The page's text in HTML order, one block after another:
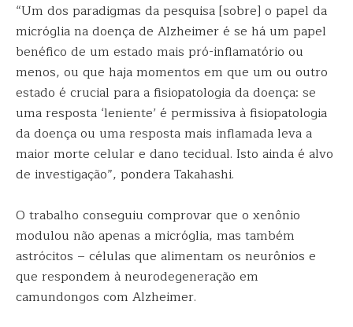
“Um dos paradigmas da pesquisa [sobre] o papel da
micróglia na doença de Alzheimer é se há um papel
benéfico de um estado mais pró-inflamatório ou
menos, ou que haja momentos em que um ou outro
estado é crucial para a fisiopatologia da doença: se
uma resposta ‘leniente’ é permissiva à fisiopatologia
da doença ou uma resposta mais inflamada leva a
maior morte celular e dano tecidual. Isto ainda é alvo
de investigação”, pondera Takahashi.
O trabalho conseguiu comprovar que o xenônio
modulou não apenas a micróglia, mas também
astrócitos – células que alimentam os neurônios e
que respondem à neurodegeneração em
camundongos com Alzheimer.